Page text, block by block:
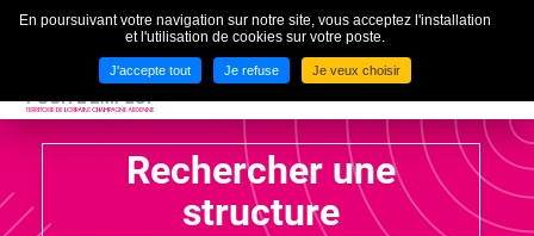
En poursuivant votre navigation sur notre site, vous acceptez l'installation
et l'utilisation de cookies sur votre poste.
J'accepte tout Je refuse Je veux choisir
Rechercher une
structure